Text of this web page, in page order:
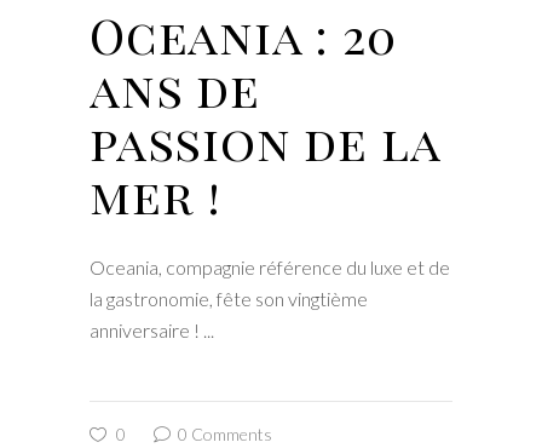
Oceania : 20
ans de
passion de la
mer !
Oceania, compagnie référence du luxe et de
la gastronomie, fête son vingtième
anniversaire !
0
0 Comments